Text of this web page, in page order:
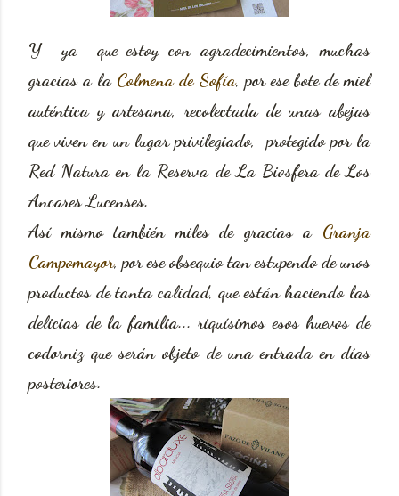
Y ya que estoy con agradecimientos, muchas
gracias a la Colmena de Sofía, por ese bote de miel
auténtica y artesana, recolectada de unas abejas
que viven en un lugar privilegiado, protegido por la
Red Natura en la Reserva de La Biosfera de Los
Ancares Lucenses.
Así mismo también miles de gracias aGranja
Campomayor, por ese obsequio tan estupendo de unos
productos de tanta calidad, que están haciendo las
delicias de la familia... riquísimos esos huevos de
codorniz que serán objeto de una entrada en días
posteriores.